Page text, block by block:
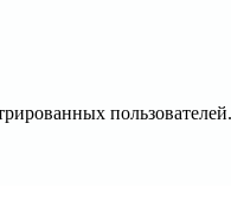
пользователей.